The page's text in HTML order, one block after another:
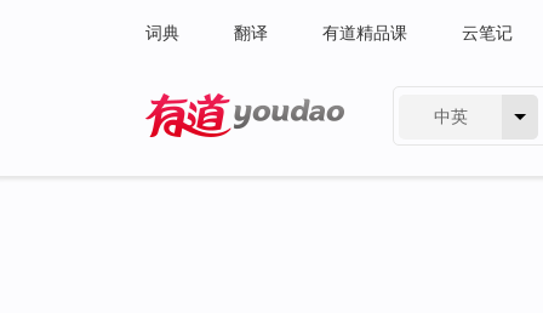
词典 翻译 有道精品课 云笔记
中英